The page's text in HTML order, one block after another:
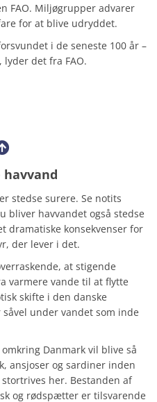
FAO. Miljøgrupper advarer
for at blive udryddet.
i de seneste 100 år –
det fra FAO.
stedse surere. Se notits
bliver havvandet også stedse
dramatiske konsekvenser for
der lever i det.
at stigende
varmere vande til at flytte
skifte i den danske
under vandet som inde
Danmark vil blive så
ansjoser og sardiner inden
her. Bestanden af
og rødspætter er tilsvarende